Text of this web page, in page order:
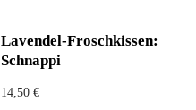
Lavendel-Froschkissen:
Schnappi
14,50 €